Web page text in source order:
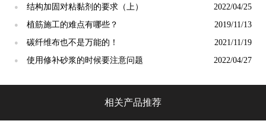
● 结构加固对粘黏剂的要求（上） 2022/04/25
● 植筋施工的难点有哪些？ 2019/11/13
● 碳纤维布也不是万能的！ 2021/11/19
● 使用修补砂浆的时候要注意问题 2022/04/27
相关产品推荐